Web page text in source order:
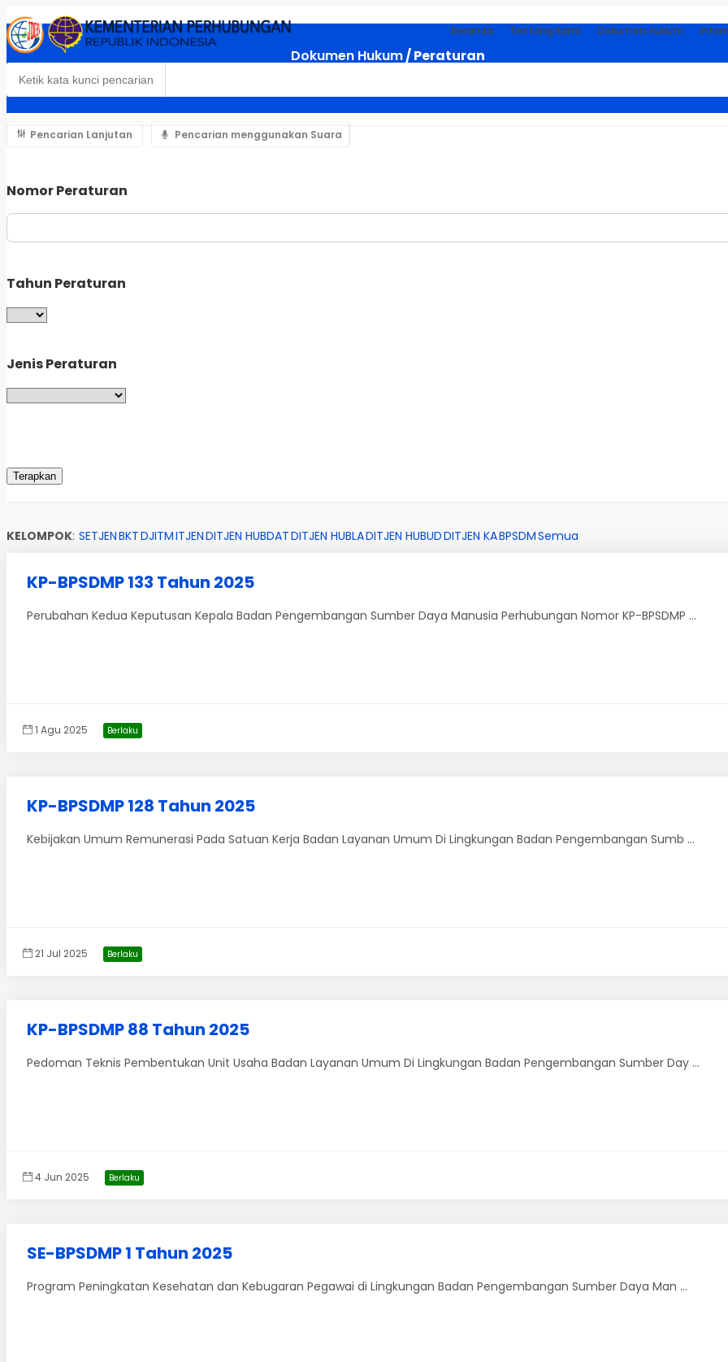
Beranda Tentang Kami Dokumen Hukum
Dokumen Hukum/ Peraturan
Pencarian Lanjutan Pencarian menggunakan Suara
Nomor Peraturan
Tahun Peraturan
Jenis Peraturan
KELOMPOK: SETJENBKTDJITMITJENDITJEN HUBDATDITJEN HUBLADITJEN HUBUDDITJEN KABPSDMSemua
KP-BPSDMP 133 Tahun 2025
Perubahan Kedua Keputusan Kepala Badan Pengembangan Sumber Daya Manusia Perhubungan Nomor KP-BPSDMP ...
1 Agu 2025 Berlaku
KP-BPSDMP 128 Tahun 2025
Kebijakan Umum Remunerasi Pada Satuan Kerja Badan Layanan Umum Di Lingkungan Badan Pengembangan Sumb ...
21 Jul 2025 Berlaku
KP-BPSDMP 88 Tahun 2025
Pedoman Teknis Pembentukan Unit Usaha Badan Layanan Umum Di Lingkungan Badan Pengembangan Sumber Day ...
4 Jun 2025 Berlaku
SE-BPSDMP 1 Tahun 2025
Program Peningkatan Kesehatan dan Kebugaran Pegawai di Lingkungan Badan Pengembangan Sumber Daya Man ...